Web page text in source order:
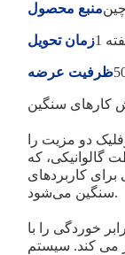
منبع محصولچین
زمان تحویل
ظرفیت عرضه
کارهای سنگین
دو مزیت را
گالوانیکی، که
کاربردهای
سنگین می‌شود.
خوردگی را با
12.5٪ امکان پذیر می کند. سیستم